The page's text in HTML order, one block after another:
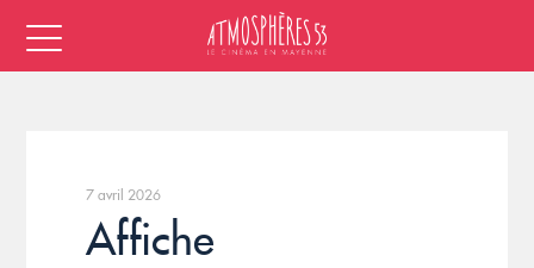
7 avril 2026
Affiche